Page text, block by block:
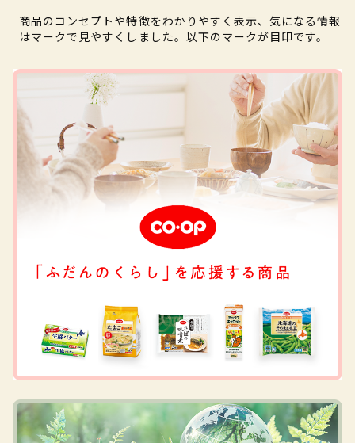
商品のコンセプトや特徴をわかりやすく表示、気になる情報
はマークで見やすくしました。以下のマークが目印です。